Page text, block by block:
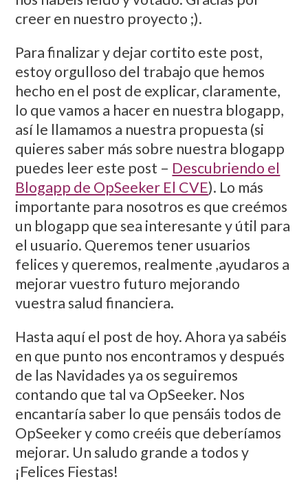
creer en nuestro proyecto ;).
Para finalizar y dejar cortito este post,
estoy orgulloso del trabajo que hemos
hecho en el post de explicar, claramente,
lo que vamos a hacer en nuestra blogapp,
así le llamamos a nuestra propuesta (si
quieres saber más sobre nuestra blogapp
puedes leer este post – Descubriendo el
Blogapp de OpSeeker El CVE). Lo más
importante para nosotros es que creémos
un blogapp que sea interesante y útil para
el usuario. Queremos tener usuarios
felices y queremos, realmente ,ayudaros a
mejorar vuestro futuro mejorando
vuestra salud financiera.
Hasta aquí el post de hoy. Ahora ya sabéis
en que punto nos encontramos y después
de las Navidades ya os seguiremos
contando que tal va OpSeeker. Nos
encantaría saber lo que pensáis todos de
OpSeeker y como creéis que deberíamos
mejorar. Un saludo grande a todos y
¡Felices Fiestas!